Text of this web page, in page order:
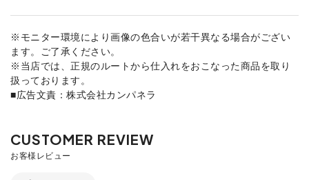
※モニター環境により画像の色合いが若干異なる場合がござい
ます。ご了承ください。
※当店では、正規のルートから仕入れをおこなった商品を取り
扱っております。
■広告文責：株式会社カンパネラ